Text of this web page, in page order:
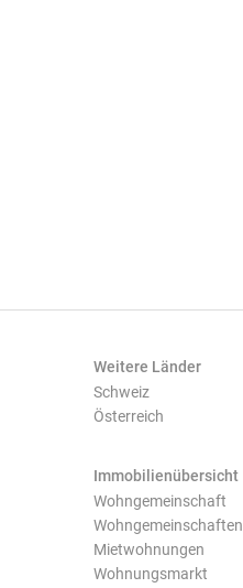
Weitere Länder
Schweiz
Österreich
Immobilienübersicht
Wohngemeinschaft
Wohngemeinschaften
Mietwohnungen
Wohnungsmarkt